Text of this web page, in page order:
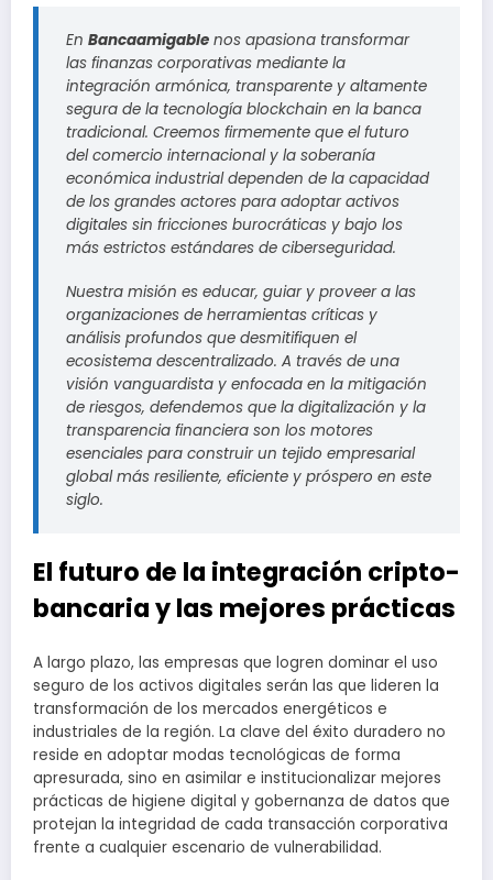
En Bancaamigable nos apasiona transformar
las finanzas corporativas mediante la
integración armónica, transparente y altamente
segura de la tecnología blockchain en la banca
tradicional. Creemos firmemente que el futuro
del comercio internacional y la soberanía
económica industrial dependen de la capacidad
de los grandes actores para adoptar activos
digitales sin fricciones burocráticas y bajo los
más estrictos estándares de ciberseguridad.
Nuestra misión es educar, guiar y proveer a las
organizaciones de herramientas críticas y
análisis profundos que desmitifiquen el
ecosistema descentralizado. A través de una
visión vanguardista y enfocada en la mitigación
de riesgos, defendemos que la digitalización y la
transparencia financiera son los motores
esenciales para construir un tejido empresarial
global más resiliente, eficiente y próspero en este
siglo.
El futuro de la integración cripto-
bancaria y las mejores prácticas
A largo plazo, las empresas que logren dominar el uso
seguro de los activos digitales serán las que lideren la
transformación de los mercados energéticos e
industriales de la región. La clave del éxito duradero no
reside en adoptar modas tecnológicas de forma
apresurada, sino en asimilar e institucionalizar mejores
prácticas de higiene digital y gobernanza de datos que
protejan la integridad de cada transacción corporativa
frente a cualquier escenario de vulnerabilidad.